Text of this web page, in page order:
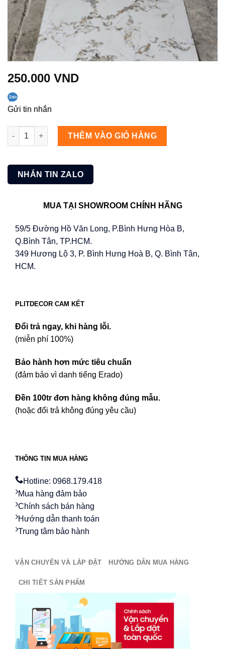
250.000 VND
Gửi tin nhắn
UB76 số lượng
THÊM VÀO GIỎ HÀNG
NHẮN TIN ZALO
MUA TẠI SHOWROOM CHÍNH HÃNG
59/5 Đường Hồ Văn Long, P.Bình Hưng Hòa B,
Q.Bình Tân, TP.HCM.
349 Hương Lộ 3, P. Bình Hưng Hoà B, Q. Bình Tân,
HCM.
PLITDECOR CAM KẾT
Đổi trả ngay, khi hàng lỗi.
(miễn phí 100%)
Bảo hành hơn mức tiêu chuẩn
(đảm bảo vì danh tiếng Erado)
Đền 100tr đơn hàng không đúng mẫu.
(hoặc đổi trả không đúng yêu cầu)
THÔNG TIN MUA HÀNG
Hotline: 0968.179.418
Mua hàng đảm bảo
Chính sách bán hàng
Hướng dẫn thanh toán
Trung tâm bảo hành
VẬN CHUYỂN VÀ LẮP ĐẶT HƯỚNG DẪN MUA HÀNG
CHI TIẾT SẢN PHẨM